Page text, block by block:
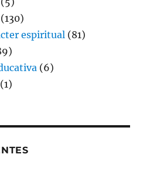
(130)
espiritual (81)
(6)
(1)